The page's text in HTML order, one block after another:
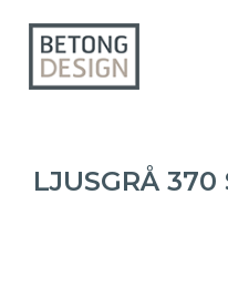
LJUSGRÅ 370